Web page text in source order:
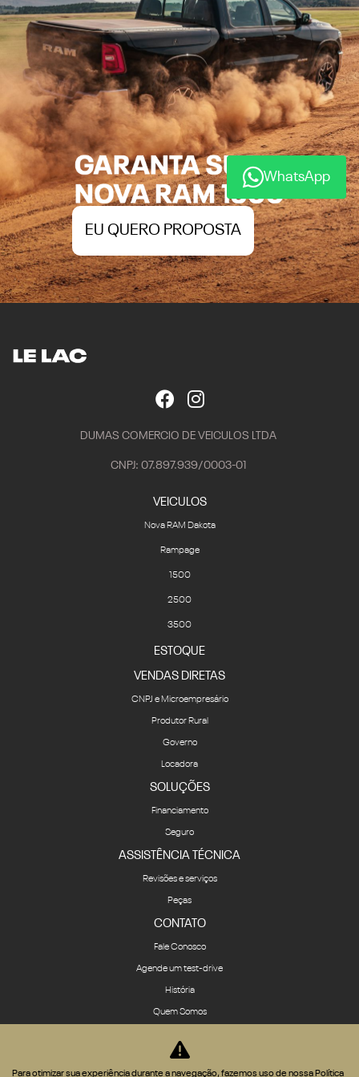
Nova RAM Dakota
Rampage
1500
2500
3500
VENDAS DIRETAS
CNPJ e Microempresário
Produtor Rural
Governo
Locadora
SOLUÇÕES
Financiamento
Seguro
ASSISTÊNCIA TÉCNICA
Revisões e serviços
Peças
CONTATO
Fale Conosco
Agende um test-drive
História
Quem Somos
Política de privacidade
WhatsApp
Para otimizar sua experiência durante a navegação, fazemos uso de nossa Política